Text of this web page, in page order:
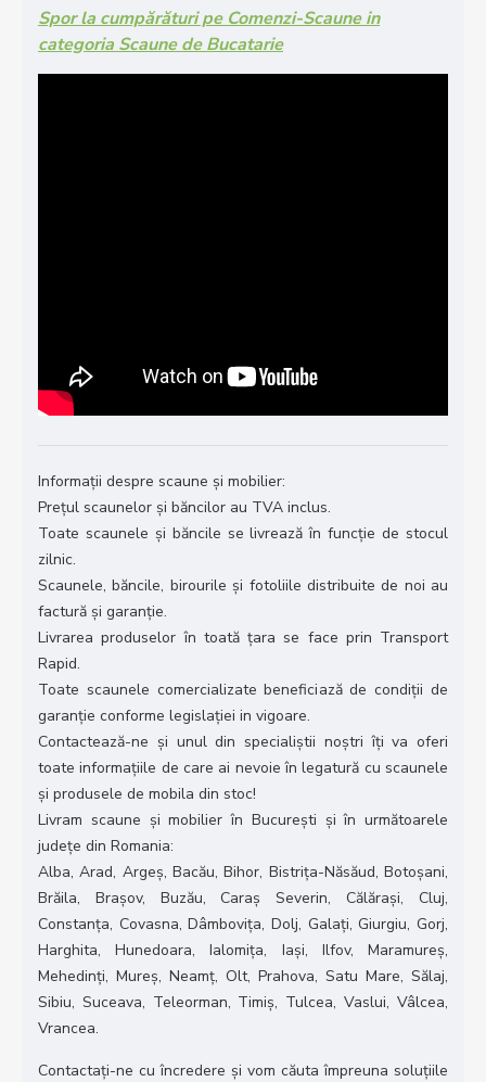
Spor la cumpărături pe Comenzi-Scaune in
categoria Scaune de Bucatarie
Informații despre scaune și mobilier:
Prețul scaunelor și băncilor au TVA inclus.
Toate scaunele și băncile se livrează în funcție de stocul
zilnic.
Scaunele, băncile, birourile și fotoliile distribuite de noi au
factură și garanție.
Livrarea produselor în toată țara se face prin Transport
Rapid.
Toate scaunele comercializate beneficiază de condiții de
garanție conforme legislației in vigoare.
Contactează-ne și unul din specialiștii noștri îți va oferi
toate informațiile de care ai nevoie în legatură cu scaunele
și produsele de mobila din stoc!
Livram scaune și mobilier în București și în următoarele
județe din Romania:
Alba, Arad, Argeș, Bacău, Bihor, Bistrița-Năsăud, Botoșani,
Brăila, Brașov, Buzău, Caraș Severin, Călărași, Cluj,
Constanța, Covasna, Dâmbovița, Dolj, Galați, Giurgiu, Gorj,
Harghita, Hunedoara, Ialomița, Iași, Ilfov, Maramureș,
Mehedinți, Mureș, Neamț, Olt, Prahova, Satu Mare, Sălaj,
Sibiu, Suceava, Teleorman, Timiș, Tulcea, Vaslui, Vâlcea,
Vrancea.
Contactați-ne cu încredere și vom căuta împreuna soluțiile